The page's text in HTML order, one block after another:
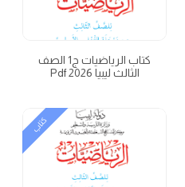
كتاب الرياضيات ج1 الصف
الثالث ليبيا 2026 Pdf
كتاب